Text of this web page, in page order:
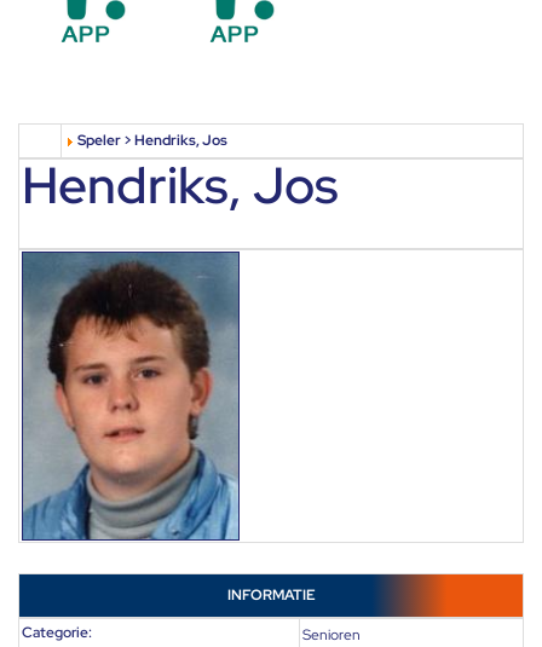
Speler > Hendriks, Jos
Hendriks, Jos
INFORMATIE
Categorie:
Senioren